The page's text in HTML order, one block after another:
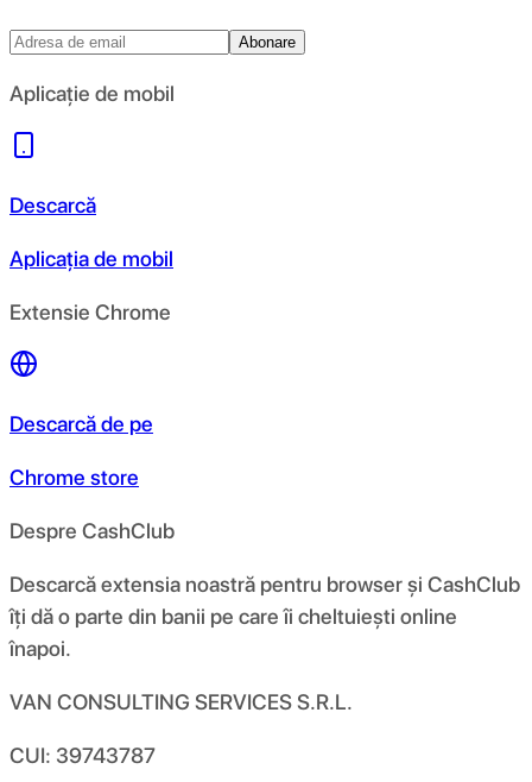
Abonare
Aplicație de mobil
Descarcă
Aplicația de mobil
Extensie Chrome
Descarcă de pe
Chrome store
Despre CashClub
Descarcă extensia noastră pentru browser și CashClub
îți dă o parte din banii pe care îi cheltuiești online
înapoi.
VAN CONSULTING SERVICES S.R.L.
CUI: 39743787